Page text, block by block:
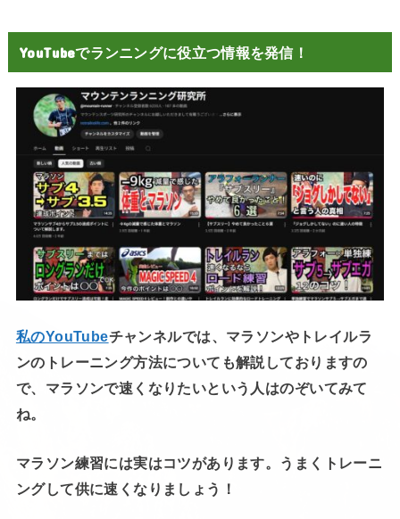
YouTubeでランニングに役立つ情報を発信！
私のYouTubeチャンネルでは、マラソンやトレイルラ
ンのトレーニング方法についても解説しておりますの
で、マラソンで速くなりたいという人はのぞいてみて
ね。
マラソン練習には実はコツがあります。うまくトレーニ
ングして供に速くなりましょう！